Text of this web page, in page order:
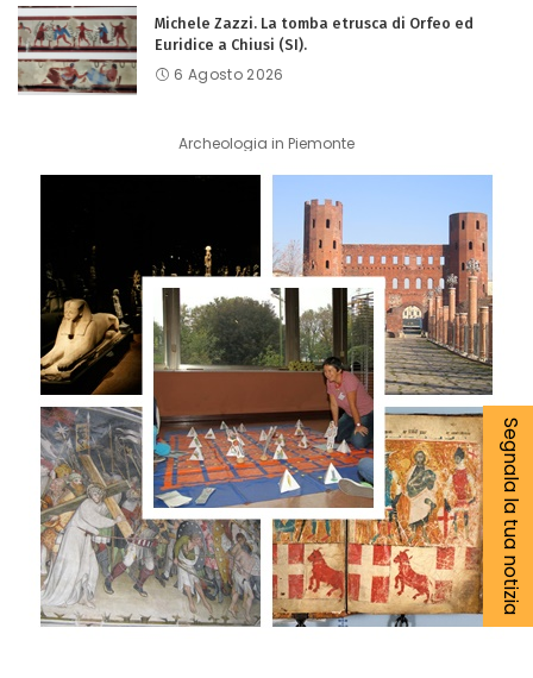
Michele Zazzi. La tomba etrusca di Orfeo ed
Euridice a Chiusi (SI).
6 Agosto 2026
Archeologia in Piemonte
Segnala la tua notizia